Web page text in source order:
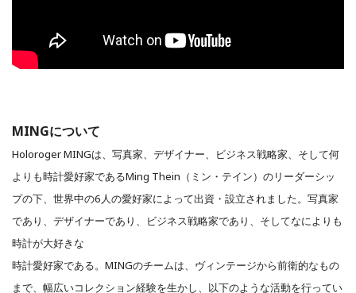
MINGについて
Holoroger MINGは、写真家、デザイナー、ビジネス戦略家、そして何
よりも時計愛好家であるMing Thein（ミン・テイン）のリーダーシッ
プの下、世界中の6人の愛好家によって出資・設立されました。写真家
であり、デザイナーであり、ビジネス戦略家であり、そしてなによりも
時計が大好きな
時計愛好家である。MINGのチームは、ヴィンテージから前衛的なもの
まで、幅広いコレクション経験を生かし、以下のような活動を行ってい